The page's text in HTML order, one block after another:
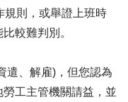
規則，或舉證上班時
較難判別。
遣、解雇)，但您認為
工主管機關請益，並